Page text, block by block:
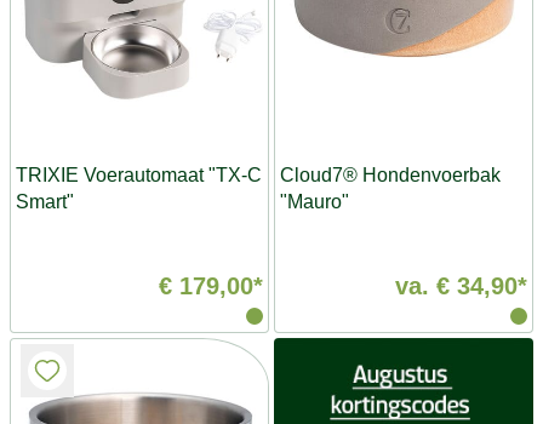
TRIXIE Voerautomaat "TX-C
Smart"
€ 179,00*
Cloud7® Hondenvoerbak
"Mauro"
va. € 34,90*